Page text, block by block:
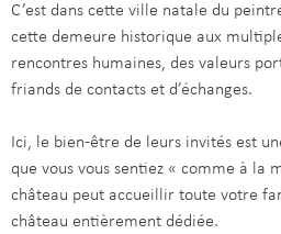
C’est dans cette ville natale du
cette demeure historique aux
rencontres humaines, des valeurs
friands de contacts et d’échanges.
Ici, le bien-être de leurs invités est
que vous vous sentiez « comme à la
château peut accueillir toute votre
château entièrement dédiée.